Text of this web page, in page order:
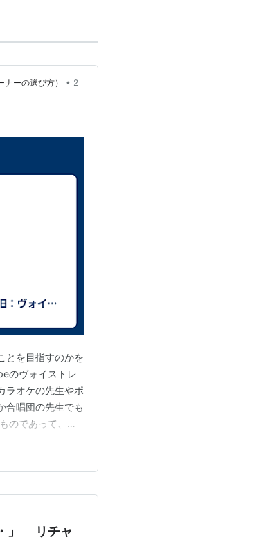
ーの選び方） • 2
とを目指すのかを
のヴォイストレ
ラオケの先生やポ
合唱団の先生でも
のであって、目
ャ